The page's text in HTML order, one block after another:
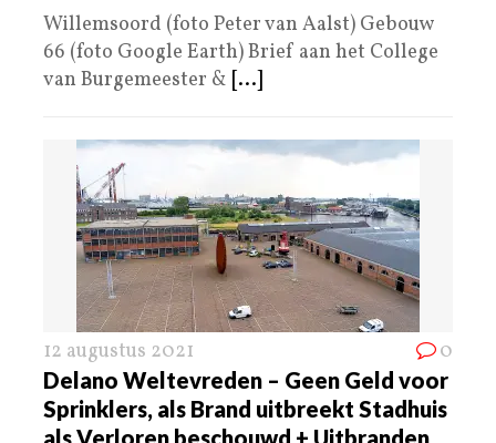
Willemsoord (foto Peter van Aalst) Gebouw
66 (foto Google Earth) Brief aan het College
van Burgemeester & [...]
12 augustus 2021 0
Delano Weltevreden – Geen Geld voor
Sprinklers, als Brand uitbreekt Stadhuis
als Verloren beschouwd + Uitbranden